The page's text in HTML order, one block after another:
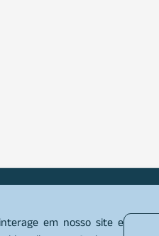
em nosso site e
0800 642 7080